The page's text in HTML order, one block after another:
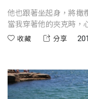
他也跟著坐起身，將橄
當我穿著他的夾克時，
沒有付諸行動。
收藏 分享